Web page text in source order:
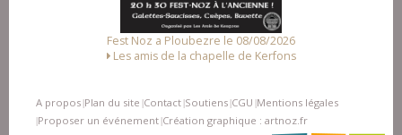
Fest-deiz ha noz a Pluzunet le 14/08/2026
Association Loc Noz
A propos |Plan du site |Contact |Soutiens |CGU |Mentions légales
|Proposer un événement |Création graphique : artnoz.fr